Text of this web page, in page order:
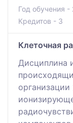
Год обучения -
Кредитов - 3
Клеточная
Дисциплина